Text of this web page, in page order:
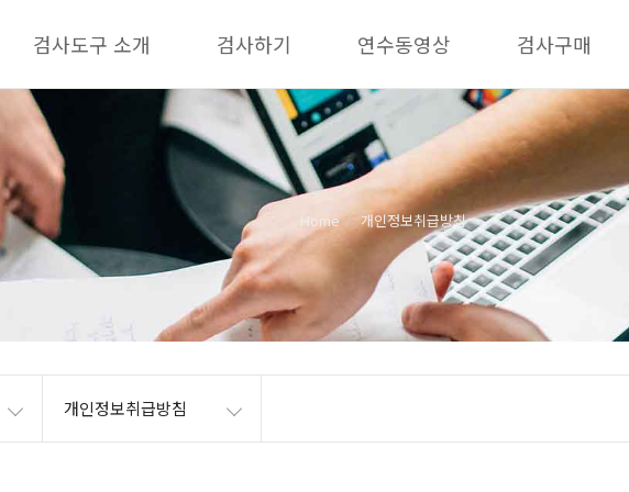
검사도구 소개 검사하기 연수동영상 검사구매
Home 개인정보취급방침
개인정보취급방침